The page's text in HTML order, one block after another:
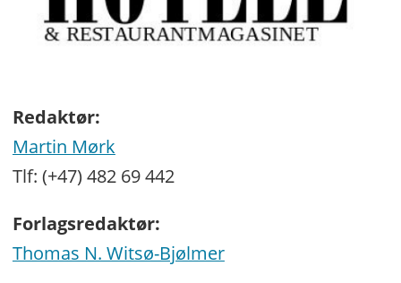
Redaktør:
Martin Mørk
Tlf: (+47) 482 69 442
Forlagsredaktør:
Thomas N. Witsø-Bjølmer